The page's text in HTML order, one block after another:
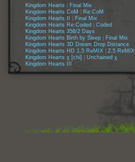
Kingdom Hearts
Final Mix
Kingdom Hearts CoM
Re:CoM
Kingdom Hearts II
Final Mix
Kingdom Hearts Re:Coded
Coded
Kingdom Hearts 358/2 Days
Kingdom Hearts Birth by Sleep
Final Mix
Kingdom Hearts 3D Dream Drop Distance
Kingdom Hearts HD 1.5 ReMIX
2.5 ReMIX
Kingdom Hearts χ [chi]
Unchained χ
Kingdom Hearts III